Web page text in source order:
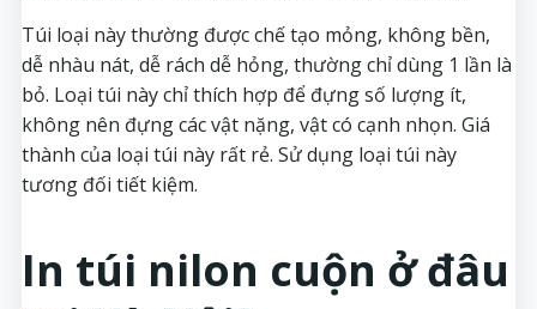
Túi loại này thường được chế tạo mỏng, không bền,
dễ nhàu nát, dễ rách dễ hỏng, thường chỉ dùng 1 lần là
bỏ. Loại túi này chỉ thích hợp để đựng số lượng ít,
không nên đựng các vật nặng, vật có cạnh nhọn. Giá
thành của loại túi này rất rẻ. Sử dụng loại túi này
tương đối tiết kiệm.
In túi nilon cuộn ở đâu